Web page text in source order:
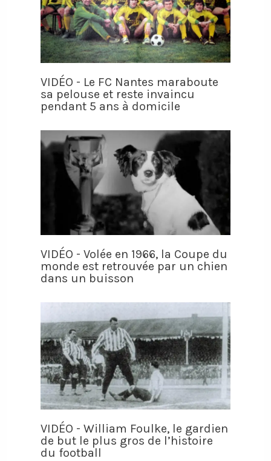
VIDÉO - Le FC Nantes maraboute
sa pelouse et reste invaincu
pendant 5 ans à domicile
VIDÉO - Volée en 1966, la Coupe du
monde est retrouvée par un chien
dans un buisson
VIDÉO - William Foulke, le gardien
de but le plus gros de l’histoire
du football